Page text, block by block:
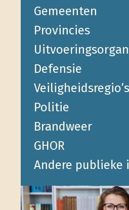
Gemeenten
Provincies
Defensie
Veiligheidsregio’s
Politie
Brandweer
GHOR
Andere publieke